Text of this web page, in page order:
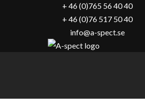
+ 46 (0)765 56 40 40
+ 46 (0)76 517 50 40
info@a-spect.se